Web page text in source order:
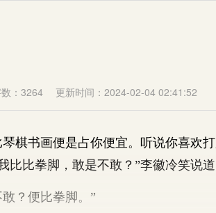
：3264 更新时间：2024-02-04 02:41:52
书画便是占你便宜。听说你喜欢
比比拳脚，敢是不敢？”李徽冷笑说道
？便比拳脚。”